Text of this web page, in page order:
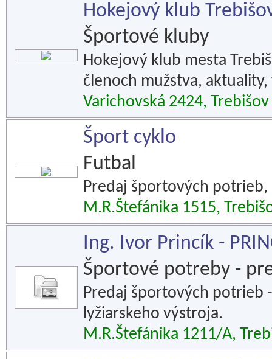
Hokejový klub
Športové kluby
Hokejový klub mesta
členoch mužstva,
Varichovská 2424, Trebišov
Šport cyklo
Futbal
Predaj športových
M.R.Štefánika 1515,
Ing. Ivor Princík -
Športové potreby -
Predaj športových potrieb
lyžiarskeho výstroja.
M.R.Štefánika 1211/A,